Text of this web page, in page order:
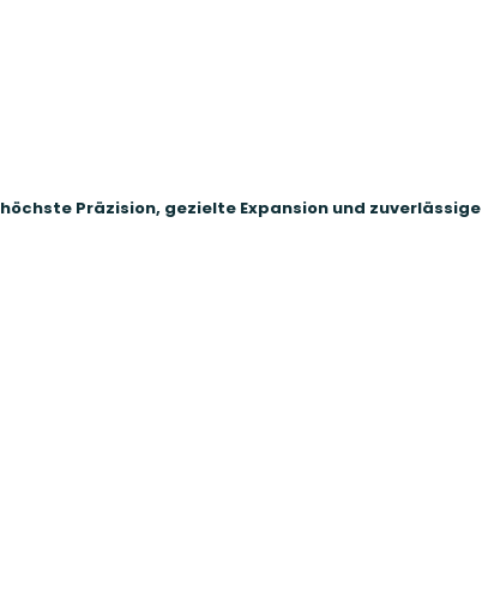
höchste Präzision, gezielte Expansion und zuverlässige